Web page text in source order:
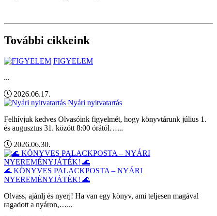
További cikkeink
FIGYELEM
...
2026.06.17.
Nyári nyitvatartás
Felhívjuk kedves Olvasóink figyelmét, hogy könyvtárunk július 1.
és augusztus 31. között 8:00 órától…...
2026.06.30.
🌊 KÖNYVES PALACKPOSTA – NYÁRI
NYEREMÉNYJÁTÉK! 🌊
Olvass, ajánlj és nyerj! Ha van egy könyv, ami teljesen magával
ragadott a nyáron,…...